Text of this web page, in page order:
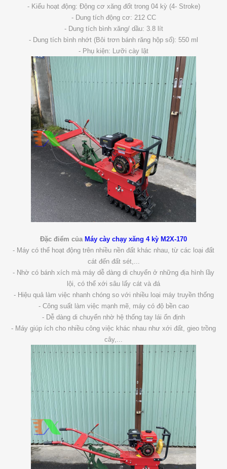
- Kiểu hoạt động: Động cơ xăng đốt trong 04 kỳ (4- Stroke)
- Dung tích động cơ: 212 CC
- Dung tích bình xăng/ dầu: 3.8 lít
- Dung tích bình nhớt (Bôi trơn bánh răng hộp số): 550 ml
- Phụ kiện: Lưỡi cày lật
Đặc điểm của Máy cày chạy xăng 4 kỳ M2X-170
- Máy có thể hoạt động trên nhiều nền đất khác nhau, từ các loại đất
cát đến đất sét,...
- Nhờ có bánh xích mà máy dễ dàng di chuyển ở những địa hình lầy
lội, có thể xới sâu lấy cát và đá
- Hiệu quả làm việc nhanh chóng so với nhiều loại máy truyền thống
- Công suất làm việc mạnh mẽ, máy có độ bền cao
- Dễ dàng di chuyển nhờ hệ thống tay lái ổn định
- Máy giúp ích cho nhiều công việc khác nhau như xới đất, gieo trồng
cây,...